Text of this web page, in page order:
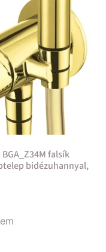
falsík
bidézuhannyal,